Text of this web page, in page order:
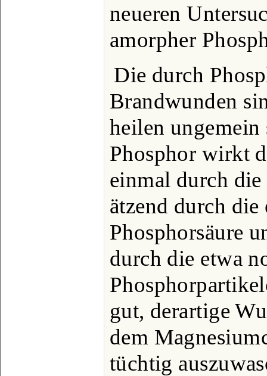
neueren
amorpher
Die durch
Brandwunden
heilen ungemein
Phosphor wirkt
einmal durch
ätzend durch die
Phosphorsäure
durch die etwa
gut, derartige
dem
tüchtig